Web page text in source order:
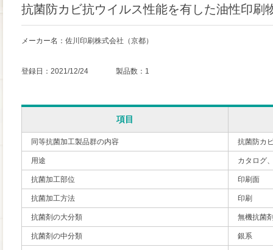
抗菌防カビ抗ウイルス性能を有した油性印刷
メーカー名：佐川印刷株式会社（京都）
登録日：2021/12/24 製品数：1
項目
同等抗菌加工製品群の内容 抗菌防カ
用途 カタログ
抗菌加工部位 印刷面
抗菌加工方法 印刷
抗菌剤の大分類 無機抗菌
抗菌剤の中分類 銀系